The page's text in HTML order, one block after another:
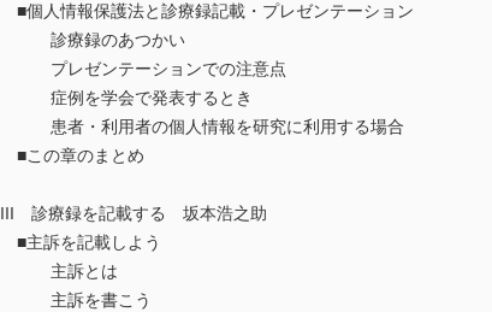
■個人情報保護法と診療録記載・プレゼンテーション
診療録のあつかい
プレゼンテーションでの注意点
症例を学会で発表するとき
患者・利用者の個人情報を研究に利用する場合
■この章のまとめ
III 診療録を記載する 坂本浩之助
■主訴を記載しよう
主訴とは
主訴を書こう